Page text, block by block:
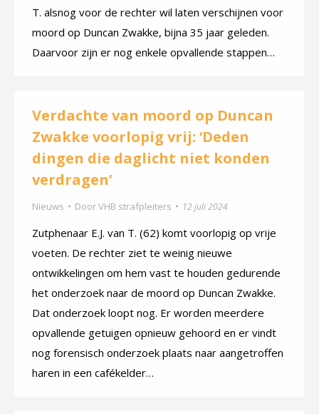
T. alsnog voor de rechter wil laten verschijnen voor
moord op Duncan Zwakke, bijna 35 jaar geleden.
Daarvoor zijn er nog enkele opvallende stappen…
Verdachte van moord op Duncan
Zwakke voorlopig vrij: ‘Deden
dingen die daglicht niet konden
verdragen’
Nieuws DoorVHB strafpleiters 12 juli 2024
Zutphenaar E.J. van T. (62) komt voorlopig op vrije
voeten. De rechter ziet te weinig nieuwe
ontwikkelingen om hem vast te houden gedurende
het onderzoek naar de moord op Duncan Zwakke.
Dat onderzoek loopt nog. Er worden meerdere
opvallende getuigen opnieuw gehoord en er vindt
nog forensisch onderzoek plaats naar aangetroffen
haren in een cafékelder…